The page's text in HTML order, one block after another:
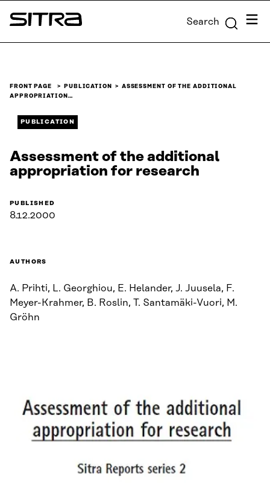
Skip to
content
Sitra Search Menu
FRONT PAGE PUBLICATION
ASSESSMENT OF THE ADDITIONAL
APPROPRIATION…
PUBLICATION
Assessment of the additional
appropriation for research
PUBLISHED
8.12.2000
AUTHORS
A. Prihti, L. Georghiou, E. Helander, J. Juusela, F.
Meyer-Krahmer, B. Roslin, T. Santamäki-Vuori, M.
Gröhn